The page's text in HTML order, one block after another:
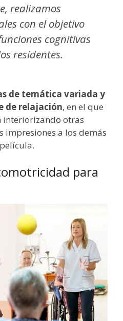
realizamos
con el objetivo
cognitivas
residentes.
de temática variada y
de relajación, en el que
otras
impresiones a los demás
para